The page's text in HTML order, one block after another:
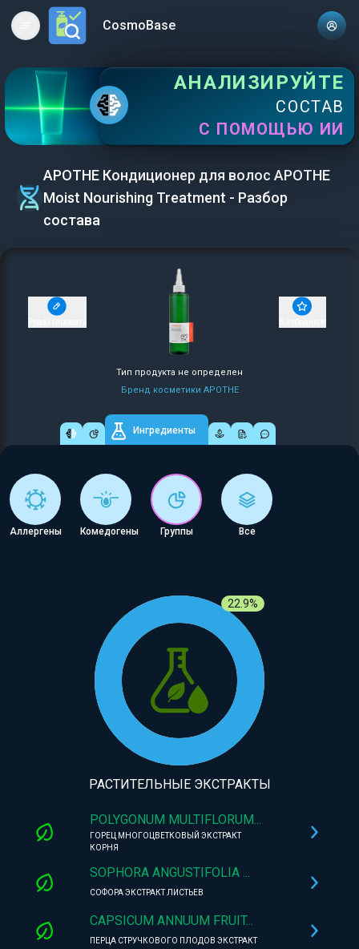
Open main menuCosmoBase
АНАЛИЗИРУЙТЕ
СОСТАВ
С ПОМОЩЬЮ ИИ
APOTHE Кондиционер для волос APOTHE
Moist Nourishing Treatment - Разбор
состава
Тип продукта не определен
Бренд косметики APOTHE
Ингредиенты
Аллергены Комедогены Группы Все
22.9%
РАСТИТЕЛЬНЫЕ ЭКСТРАКТЫ
POLYGONUM MULTIFLORUM...
ГОРЕЦ МНОГОЦВЕТКОВЫЙ ЭКСТРАКТ
КОРНЯ
SOPHORA ANGUSTIFOLIA ...
СОФОРА ЭКСТРАКТ ЛИСТЬЕВ
CAPSICUM ANNUUM FRUIT...
ПЕРЦА СТРУЧКОВОГО ПЛОДОВ ЭКСТРАКТ